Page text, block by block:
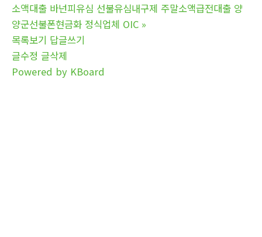
소액대출 바넌피유심 선불유심내구제 주말소액급전대출 양
양군선불폰현금화 정식업체 OIC »
목록보기 답글쓰기
글수정 글삭제
Powered by KBoard